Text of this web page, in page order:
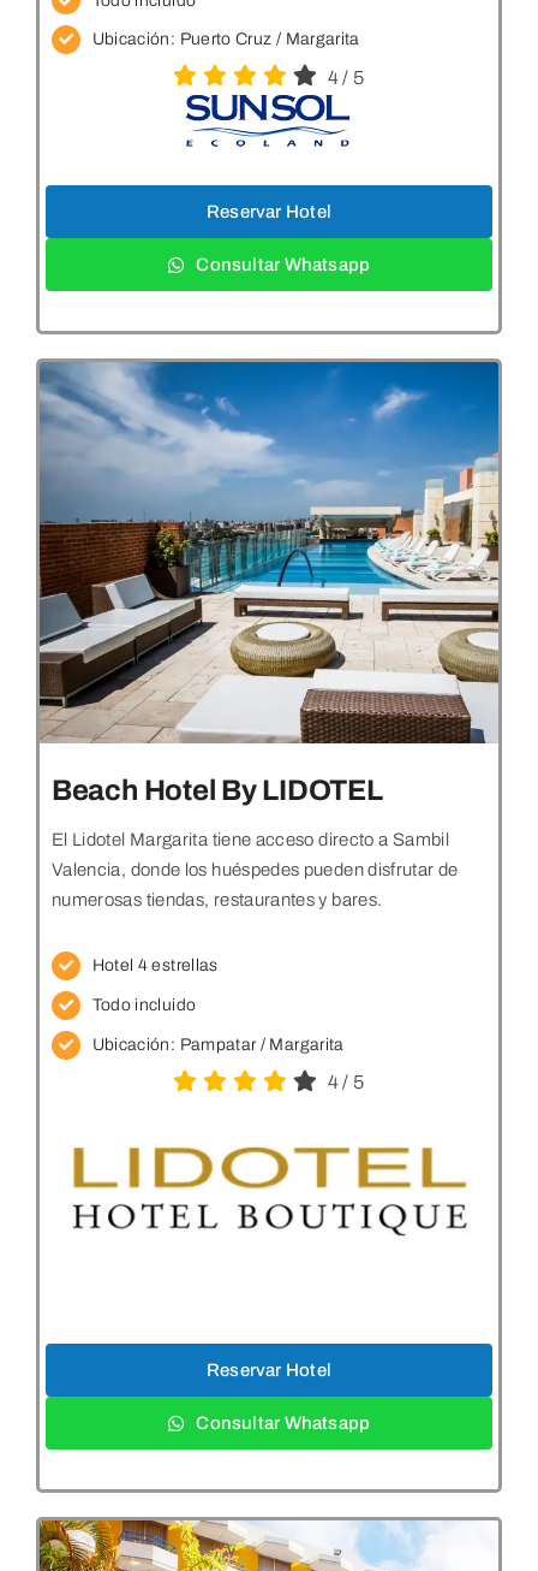
Ubicación: Puerto Cruz / Margarita
4/ 5
Reservar Hotel
Consultar Whatsapp
Beach Hotel By LIDOTEL
El Lidotel Margarita tiene acceso directo a Sambil
Valencia, donde los huéspedes pueden disfrutar de
numerosas tiendas, restaurantes y bares.
Hotel 4 estrellas
Todo incluido
Ubicación: Pampatar/ Margarita
4/ 5
Reservar Hotel
Consultar Whatsapp